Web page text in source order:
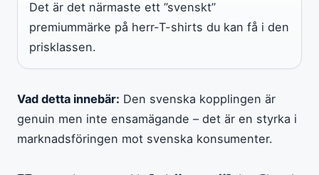
Det är det närmaste ett ”svenskt”
premiummärke på herr-T-shirts du kan få i den
prisklassen.
Vad detta innebär: Den svenska kopplingen är
genuin men inte ensamägande – det är en styrka i
marknadsföringen mot svenska konsumenter.